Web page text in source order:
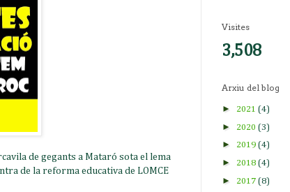
de gegants a Mataró sota el lema
de la reforma educativa de LOMCE
Visites
3,508
Arxiu del blog
► 2021 (4)
► 2020 (3)
► 2019 (4)
► 2018 (4)
► 2017 (8)